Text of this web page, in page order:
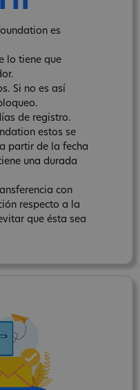
es
lo tiene que
Si no es así
de registro.
estos se
partir de la fecha
una durada
con
respecto a la
que ésta sea